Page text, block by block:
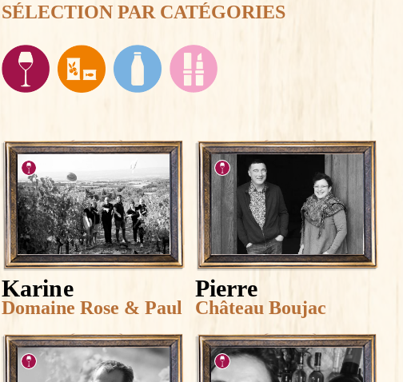
SÉLECTION PAR CATÉGORIES
Karine
Domaine Rose & Paul
Pierre
Château Boujac